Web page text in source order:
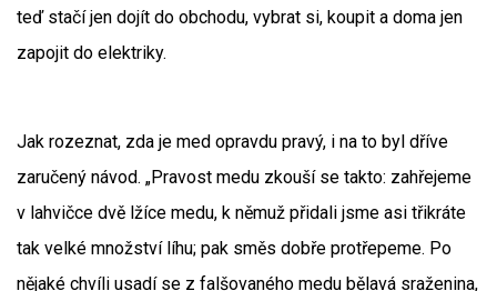
teď stačí jen dojít do obchodu, vybrat si, koupit a doma jen
zapojit do elektriky.
Jak rozeznat, zda je med opravdu pravý, i na to byl dříve
zaručený návod. „Pravost medu zkouší se takto: zahřejeme
v lahvičce dvě lžíce medu, k němuž přidali jsme asi třikráte
tak velké množství líhu; pak směs dobře protřepeme. Po
nějaké chvíli usadí se z falšovaného medu bělavá sraženina,